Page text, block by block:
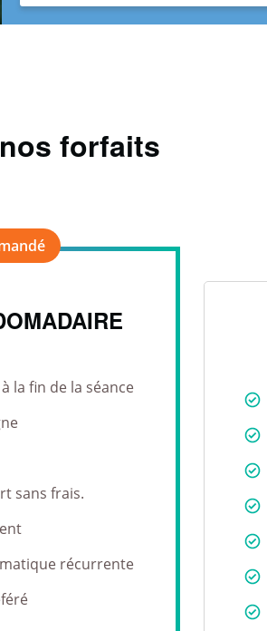
forfaits
la fin de la séance
sans frais.
récurrente